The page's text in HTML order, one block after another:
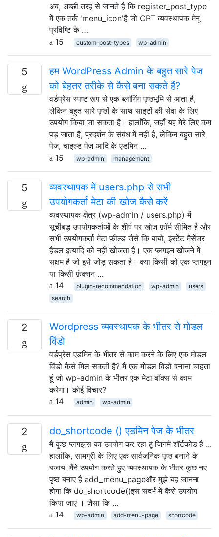
अब, अच्छी तरह से जानते हैं कि register_post_type
में एक तर्क 'menu_icon'है जो CPT व्यवस्थापक मेनू
प्रविष्टि के …
15
custom-post-types wp-admin
5
हम WordPress Admin के बहुत सारे पेज
को बेहतर तरीके से कैसे बना सकते हैं?
वर्डप्रेस स्पष्ट रूप से एक ब्लॉगिंग पृष्ठभूमि से आता है,
लेकिन बहुत सारे पृष्ठों के साथ साइटों की सेवा के लिए
उपयोग किया जा सकता है। हालाँकि, जहाँ यह मेरे लिए कम
पड़ जाता है, प्रदर्शन के संबंध में नहीं है, लेकिन बहुत सारे
पेज, चाइल्ड पेज आदि के एडमिन …
15
wp-admin management
5
व्यवस्थापक में users.php से सभी
उपयोगकर्ता मेटा की खोज कैसे करें
व्यवस्थापक क्षेत्र (wp-admin / users.php) में
सूचीबद्ध उपयोगकर्ताओं के शीर्ष पर खोज फ़ॉर्म सीमित है और
सभी उपयोगकर्ता मेटा फ़ील्ड जैसे कि बायो, इंस्टेंट मैसेंजर
हैंडल इत्यादि को नहीं खोजता है। एक प्लगइन खोजने में
सक्षम है जो इसे जोड़ सकता है। क्या किसी को एक प्लगइन
या किसी फ़ंक्शन …
14
plugin-recommendation wp-admin
users
search
2
Wordpress व्यवस्थापक के भीतर से मोडल
विंडो
वर्डप्रेस एडमिन के भीतर से काम करने के लिए एक मोडल
विंडो कैसे मिल सकती है? मैं एक मोडल विंडो बनाना चाहता
हूं जो wp-admin के भीतर एक मेटा बॉक्स से काम
करेगा। कोई विचार?
14
admin wp-admin
2 do_shortcode () एडमिन पेज के भीतर
मैं कुछ प्लगइन्स का उपयोग कर रहा हूं जिनमें शॉर्टकोड हैं ...
हालांकि, सामग्री के लिए एक सार्वजनिक पृष्ठ बनाने के
बजाय, मैंने उपयोग करते हुए व्यवस्थापक के भीतर कुछ नए
पृष्ठ बनाए हैं add_menu_pageऔर मुझे यह जानना
होगा कि do_shortcode()इस संदर्भ में कैसे उपयोग
किया जाए । जैसा कि …
14
wp-admin add-menu-page shortcode